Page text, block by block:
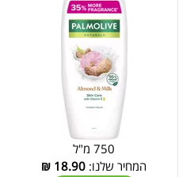
750 מ"ל
המחיר שלנו: 18.90
₪